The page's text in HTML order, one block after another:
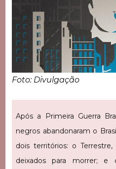
Foto: Divulgação
Após a Primeira Guerra
negros abandonaram o
dois territórios: o
deixados para morrer;